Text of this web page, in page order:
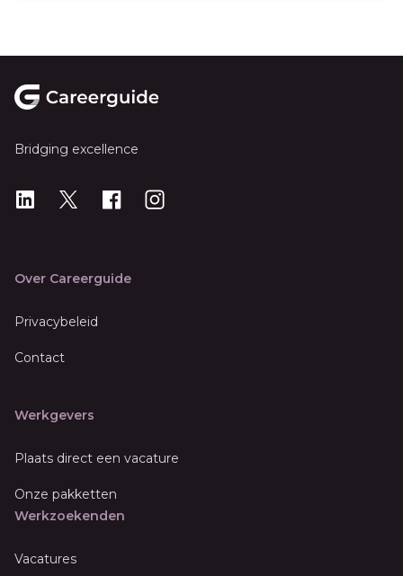
Bridging excellence
LinkedIn
X Instagram
Over Careerguide
Privacybeleid
Contact
Werkgevers
Plaats direct een vacature
Onze pakketten
Werkzoekenden
Vacatures